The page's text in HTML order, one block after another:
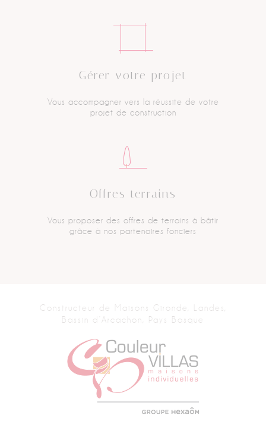
Gérer votre projet
Vous accompagner vers la réussite de votre
projet de construction
Offres terrains
Vous proposer des offres de terrains à bâtir
grâce à nos partenaires fonciers
Constructeur de Maisons
Gironde, Landes,
Bassin d’Arcachon, Pays Basque